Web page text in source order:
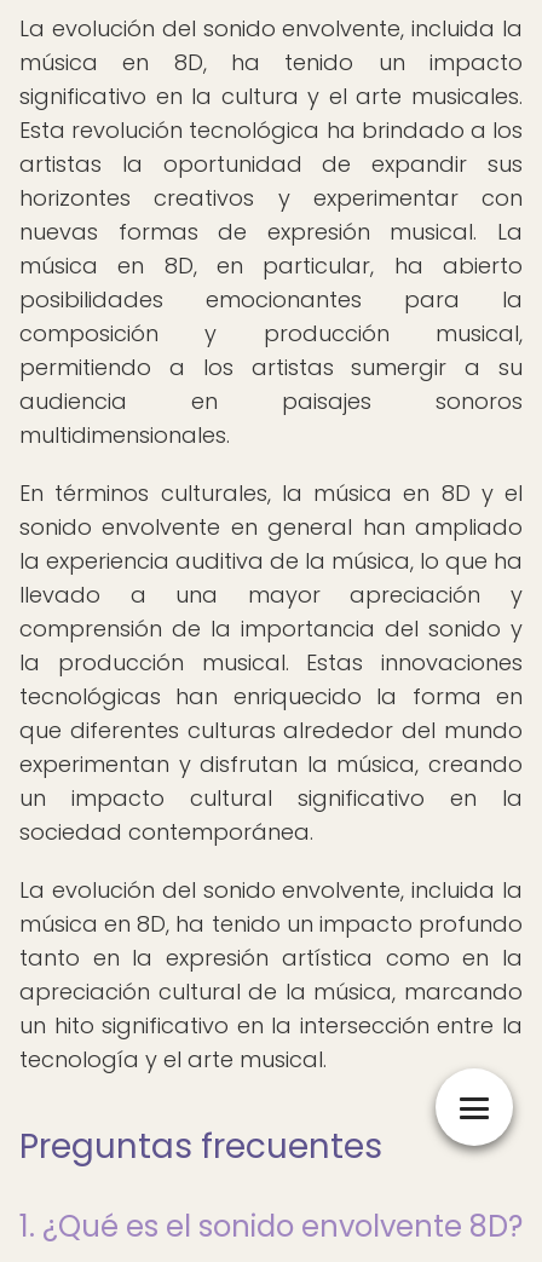
La evolución del sonido envolvente, incluida la
música en 8D, ha tenido un impacto
significativo en la cultura y el arte musicales.
Esta revolución tecnológica ha brindado a los
artistas la oportunidad de expandir sus
horizontes creativos y experimentar con
nuevas formas de expresión musical. La
música en 8D, en particular, ha abierto
posibilidades emocionantes para la
composición y producción musical,
permitiendo a los artistas sumergir a su
audiencia en paisajes sonoros
multidimensionales.
En términos culturales, la música en 8D y el
sonido envolvente en general han ampliado
la experiencia auditiva de la música, lo que ha
llevado a una mayor apreciación y
comprensión de la importancia del sonido y
la producción musical. Estas innovaciones
tecnológicas han enriquecido la forma en
que diferentes culturas alrededor del mundo
experimentan y disfrutan la música, creando
un impacto cultural significativo en la
sociedad contemporánea.
La evolución del sonido envolvente, incluida la
música en 8D, ha tenido un impacto profundo
tanto en la expresión artística como en la
apreciación cultural de la música, marcando
un hito significativo en la intersección entre la
tecnología y el arte musical.
Preguntas frecuentes
1. ¿Qué es el sonido envolvente 8D?